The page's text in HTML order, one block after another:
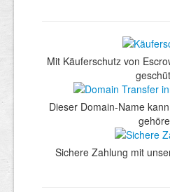
Mit Käuferschutz von
Dieser Domain-Name
Sichere Zahlung mit